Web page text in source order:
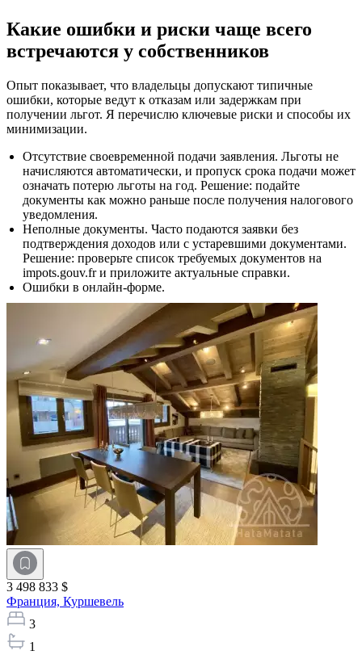
Какие ошибки и риски чаще всего
встречаются у собственников
Опыт показывает, что владельцы допускают типичные
ошибки, которые ведут к отказам или задержкам при
получении льгот. Я перечислю ключевые риски и способы их
минимизации.
Отсутствие своевременной подачи заявления. Льготы не
начисляются автоматически, и пропуск срока подачи может
означать потерю льготы на год. Решение: подайте
документы как можно раньше после получения налогового
уведомления.
Неполные документы. Часто подаются заявки без
подтверждения доходов или с устаревшими документами.
Решение: проверьте список требуемых документов на
impots.gouv.fr и приложите актуальные справки.
Ошибки в онлайн-форме.
3 498 833 $
Франция, Куршевель
3
1